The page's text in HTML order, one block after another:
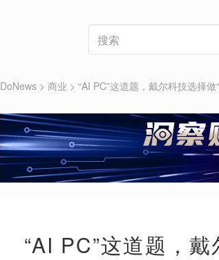
DoNews > 商业 > “AI PC”这道题，戴尔科技选择做
“AI PC”这道题，